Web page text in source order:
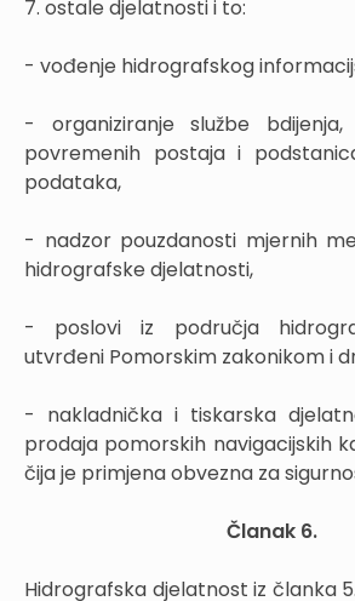
7. ostale djelatnosti i to:
- vođenje hidrografskog
- organiziranje službe
povremenih postaja i
podataka,
- nadzor pouzdanosti mjernih
hidrografske djelatnosti,
- poslovi iz područja
utvrđeni Pomorskim zakonikom i
- nakladnička i tiskarska
prodaja pomorskih navigacijskih
čija je primjena obvezna za
Članak 6.
Hidrografska djelatnost iz članka 5.